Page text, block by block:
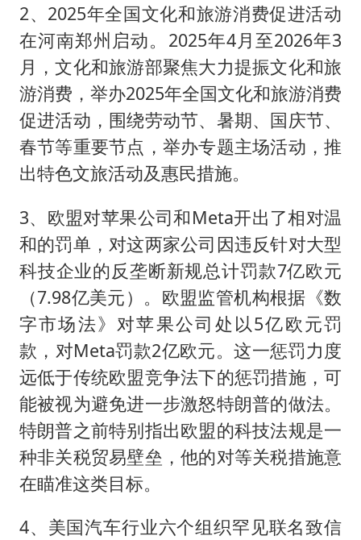
2、2025年全国文化和旅游消费促进活动
在河南郑州启动。2025年4月至2026年3
月，文化和旅游部聚焦大力提振文化和旅
游消费，举办2025年全国文化和旅游消费
促进活动，围绕劳动节、暑期、国庆节、
春节等重要节点，举办专题主场活动，推
出特色文旅活动及惠民措施。
3、欧盟对苹果公司和Meta开出了相对温
和的罚单，对这两家公司因违反针对大型
科技企业的反垄断新规总计罚款7亿欧元
（7.98亿美元）。欧盟监管机构根据《数
字市场法》对苹果公司处以5亿欧元罚
款，对Meta罚款2亿欧元。这一惩罚力度
远低于传统欧盟竞争法下的惩罚措施，可
能被视为避免进一步激怒特朗普的做法。
特朗普之前特别指出欧盟的科技法规是一
种非关税贸易壁垒，他的对等关税措施意
在瞄准这类目标。
4、美国汽车行业六个组织罕见联名致信